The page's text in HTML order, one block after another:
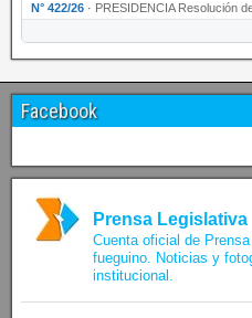
N° 422/26 · PRESIDENCIA Resolución de
Facebook
Prensa Legislativa
Cuenta oficial de
fueguino. Noticias y
institucional.